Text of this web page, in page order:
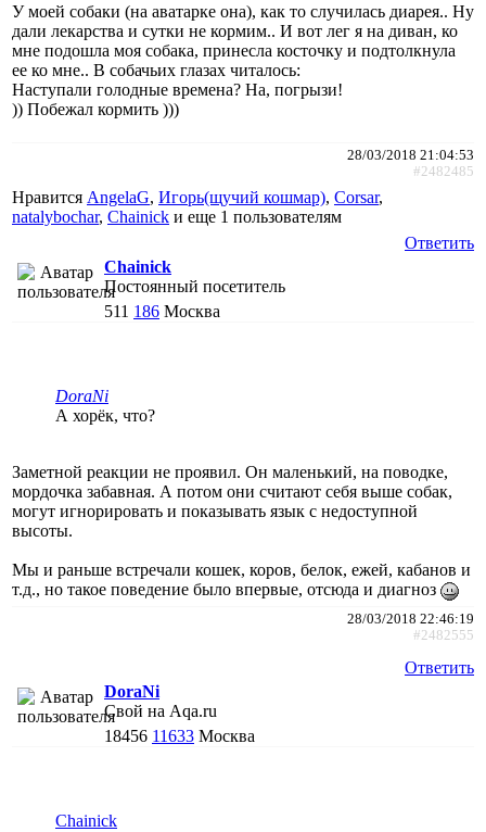
У моей собаки (на аватарке она), как то случилась диарея.. Ну
дали лекарства и сутки не кормим.. И вот лег я на диван, ко
мне подошла моя собака, принесла косточку и подтолкнула
ее ко мне.. В собачьих глазах читалось:
Наступали голодные времена? На, погрызи!
)) Побежал кормить )))
28/03/2018 21:04:53
#2482485
Нравится AngelaG, Игорь(щучий кошмар), Corsar,
natalybochar, Chainick и еще 1 пользователям
Ответить
Chainick
Постоянный посетитель
511 186 Москва
DoraNi
А хорёк, что?
Заметной реакции не проявил. Он маленький, на поводке,
мордочка забавная. А потом они считают себя выше собак,
могут игнорировать и показывать язык с недоступной
высоты.
Мы и раньше встречали кошек, коров, белок, ежей, кабанов и
т.д., но такое поведение было впервые, отсюда и диагноз
28/03/2018 22:46:19
#2482555
Ответить
DoraNi
Свой на Aqa.ru
18456 11633 Москва
Chainick